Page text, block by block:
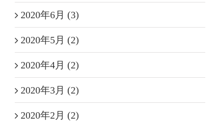
2020年6月 (3)
2020年5月 (2)
2020年4月 (2)
2020年3月 (2)
2020年2月 (2)